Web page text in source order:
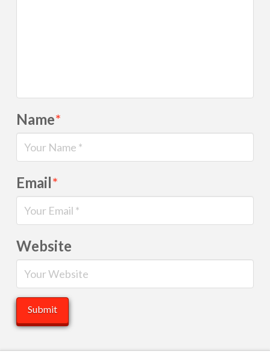
Name*
Email*
Website